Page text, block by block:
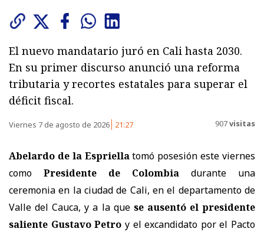
El nuevo mandatario juró en Cali hasta 2030.
En su primer discurso anunció una reforma
tributaria y recortes estatales para superar el
déficit fiscal.
Viernes 7 de agosto de 2026 21:27 907visitas
Abelardo de la Espriellatomó posesión este viernes
como Presidente de Colombia durante una
ceremonia en la ciudad de Cali, en el departamento de
Valle del Cauca, y a la que se ausentó el presidente
saliente Gustavo Petro y el excandidato por el Pacto